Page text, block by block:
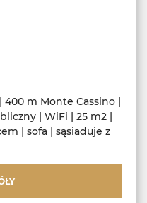
400 m Monte Cassino |
| WiFi | 25 m2 |
| sofa | sąsiaduje z